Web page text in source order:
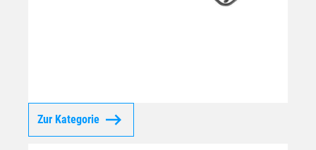
Zur Kategorie